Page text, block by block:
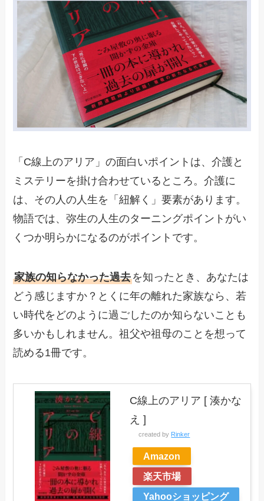
「C線上のアリア」の面白いポイントは、介護と
ミステリーを掛け合わせているところ。介護に
は、その人の人生を「紐解く」要素があります。
物語では、弥生の人生のターニングポイントがい
くつか明らかになるのがポイントです。
家族の知らなかった過去を知ったとき、あなたは
どう感じますか？とくに年の離れた家族なら、若
い時代をどのように過ごしたのか知らないことも
多いかもしれません。祖父や祖母のことを想って
読める1冊です。
C線上のアリア [ 湊かな
え ]
created by Rinker
Amazon
楽天市場
Yahooショッピング